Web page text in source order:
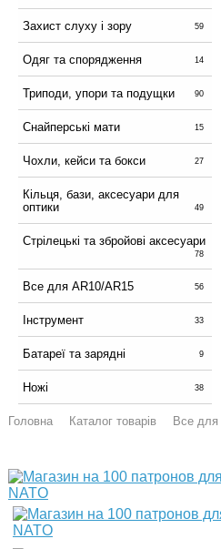
Захист слуху і зору 59
Одяг та спорядження 14
Триподи, упори та подущки 90
Снайперські мати 15
Чохли, кейси та бокси 27
Кільця, бази, аксесуари для
оптики
49
Стрілецькі та збройові аксесуари
78
Все для AR10/AR15 56
Інструмент 33
Батареї та зарядні 9
Ножі 38
Головна Каталог товарів Все для